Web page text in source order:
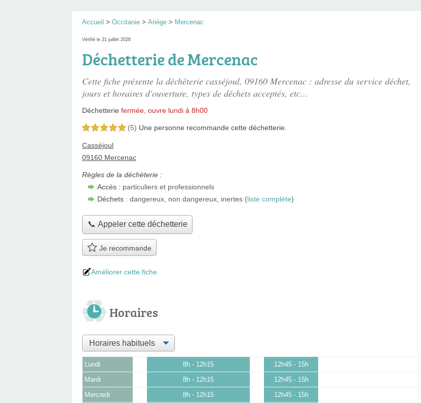
Accueil > Occitanie > Ariège > Mercenac
Vérifié le 21 juillet 2026
Déchetterie de Mercenac
Cette fiche présente la déchèterie casséjoul, 09160 Mercenac : adresse du service déchet,
jours et horaires d'ouverture, types de déchets acceptés, etc...
Déchetterie fermée, ouvre lundi à 8h00
5,0 étoiles sur 5 (5) Une personne recommande cette déchetterie.
Casséjoul
09160 Mercenac
Règles de la déchèterie :
Accès : particuliers et professionnels
Déchets : dangereux, non dangereux, inertes (liste complète)
📞 Appeler cette déchetterie
Je recommande
Améliorer cette fiche
Horaires
Lundi 8h - 12h15 12h45 - 15h
Mardi 8h - 12h15 12h45 - 15h
Mercredi 8h - 12h15 12h45 - 15h